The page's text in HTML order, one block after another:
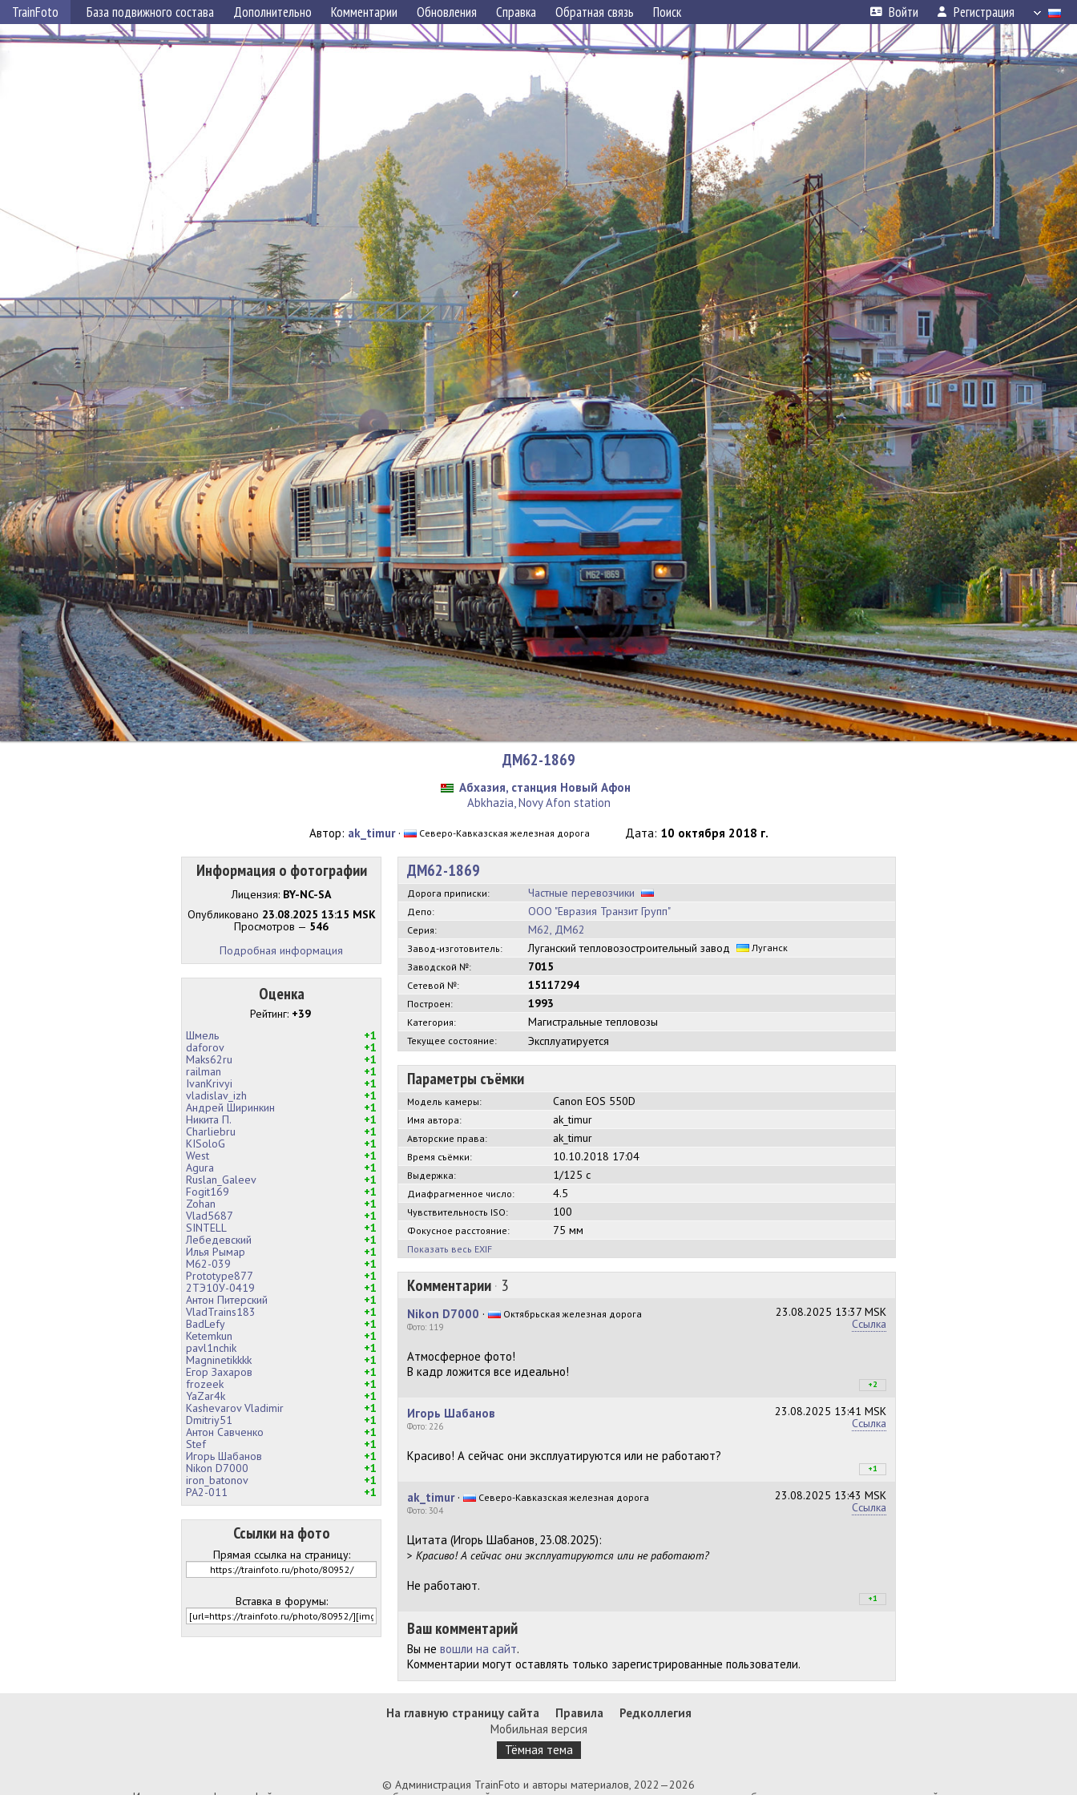
TrainFoto База подвижного состава Дополнительно Комментарии Обновления Справка Обратная связь Поиск Войти Регистрация
ДМ62-1869
Абхазия, станция Новый Афон
Abkhazia, Novy Afon station
Автор: ak_timur· Северо-Кавказская железная дорога Дата: 10 октября 2018 г.
Информация о фотографии
Лицензия: BY-NC-SA
Опубликовано 23.08.2025 13:15 MSK
Просмотров — 546
Подробная информация
Оценка
Рейтинг: +39
Шмель
+1
daforov
+1
Maks62ru
+1
railman
+1
IvanKrivyi
+1
vladislav_izh
+1
Андрей Ширинкин
+1
Никита П.
+1
Charliebru
+1
KISoloG
+1
West
+1
Agura
+1
Ruslan_Galeev
+1
Fogit169
+1
Zohan
+1
Vlad5687
+1
SINTELL
+1
Лебедевский
+1
Илья Рымар
+1
М62-039
+1
Prototype877
+1
2ТЭ10У-0419
+1
Антон Питерский
+1
VladTrains183
+1
BadLefy
+1
Ketemkun
+1
pavl1nchik
+1
Magninetikkkk
+1
Егор Захаров
+1
frozeek
+1
YaZar4k
+1
Kashevarov Vladimir
+1
Dmitriy51
+1
Антон Савченко
+1
Stef
+1
Игорь Шабанов
+1
Nikon D7000
+1
iron_batonov
+1
РА2-011
+1
Ссылки на фото
Прямая ссылка на страницу:
Вставка в форумы:
ДМ62-1869
Дорога приписки: Частные перевозчики
Депо: ООО "Евразия Транзит Групп"
Серия: М62, ДМ62
Завод-изготовитель: Луганский тепловозостроительный завод
Луганск
Заводской №:
7015
Сетевой №: 15117294
Построен: 1993
Категория: Магистральные тепловозы
Текущее состояние: Эксплуатируется
Параметры съёмки
Модель камеры: Canon EOS 550D
Имя автора: ak_timur
Авторские права: ak_timur
Время съёмки: 10.10.2018 17:04
Выдержка: 1/125 с
Диафрагменное число: 4.5
Чувствительность ISO: 100
Фокусное расстояние: 75 мм
Показать весь EXIF
Комментарии· 3
23.08.2025 13:37 MSK
Ссылка
Nikon D7000 · Октябрьская железная дорога
Фото: 119
Атмосферное фото!
В кадр ложится все идеально!
+2
/–0
23.08.2025 13:41 MSK
Ссылка
Игорь Шабанов
Фото: 226
Красиво! А сейчас они эксплуатируются или не работают?
+1
/–0
23.08.2025 13:43 MSK
Ссылка
ak_timur· Северо-Кавказская железная дорога
Фото: 304
Цитата (Игорь Шабанов, 23.08.2025):
> Красиво! А сейчас они эксплуатируются или не работают?
Не работают.
+1
/–0
Ваш комментарий
Вы не вошли на сайт.
Комментарии могут оставлять только зарегистрированные пользователи.
На главную страницу сайта Правила
Редколлегия
Мобильная версия
Тёмная тема
© Администрация TrainFoto и авторы материалов, 2022—2026